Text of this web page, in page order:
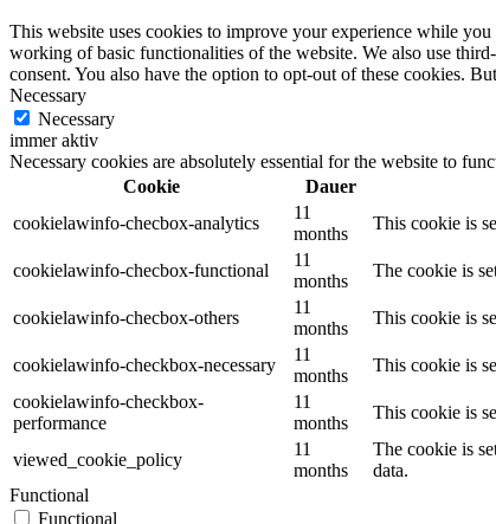
This website uses cookies to improve your experience while
working of basic functionalities of the website. We also use
consent. You also have the option to opt-out of these cookies.
Necessary
Necessary
immer aktiv
Necessary cookies are absolutely essential for the website to
Cookie
Dauer
cookielawinfo-checbox-analytics
11
months
This cookie is
cookielawinfo-checbox-functional
11
months
The cookie is
cookielawinfo-checbox-others
11
months
This cookie is
cookielawinfo-checkbox-necessary
11
months
This cookie is
cookielawinfo-checkbox-
performance
11
months
This cookie is
viewed_cookie_policy
11
months
The cookie is
data.
Functional
Functional